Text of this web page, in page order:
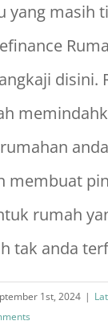
yang masih
disini.
membuat
rumah
tak anda
1st, 2024 |